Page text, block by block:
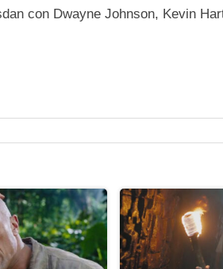
con Dwayne Johnson, Kevin